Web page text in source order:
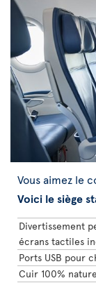
Vous aimez le
Voici le siège
Divertissement
écrans tactiles
Ports USB pour
Cuir 100%